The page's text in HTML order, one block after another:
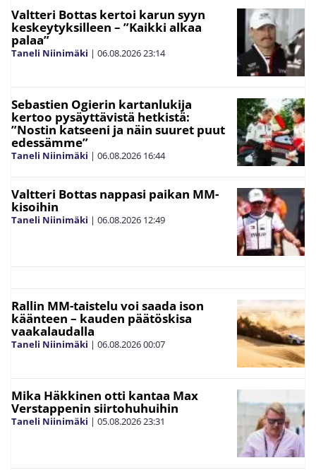
Valtteri Bottas kertoi karun syyn
keskeytyksilleen – ”Kaikki alkaa
palaa”
Taneli Niinimäki | 06.08.202623:14
Sebastien Ogierin kartanlukija
kertoo pysäyttävistä hetkistä:
”Nostin katseeni ja näin suuret puut
edessämme”
Taneli Niinimäki | 06.08.2026 16:44
Valtteri Bottas nappasi paikan MM-
kisoihin
Taneli Niinimäki | 06.08.2026 12:49
Rallin MM-taistelu voi saada ison
käänteen – kauden päätöskisa
vaakalaudalla
Taneli Niinimäki | 06.08.202600:07
Mika Häkkinen otti kantaa Max
Verstappenin siirtohuhuihin
Taneli Niinimäki | 05.08.202623:31